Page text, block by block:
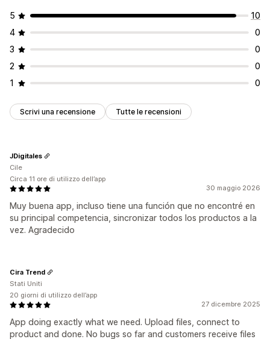
Sicurezza dei file
Codice di licenza
5
10
4
0
3
0
2
0
1
0
Scrivi una recensione Tutte le recensioni
30 maggio 2026
Muy buena app, incluso tiene una función que no encontré en
su principal competencia, sincronizar todos los productos a la
vez. Agradecido
JDigitales
Cile
Circa 11 ore di utilizzo dell’app
27 dicembre 2025
App doing exactly what we need. Upload files, connect to
product and done. No bugs so far and customers receive files
Cira Trend
Stati Uniti
20 giorni di utilizzo dell’app